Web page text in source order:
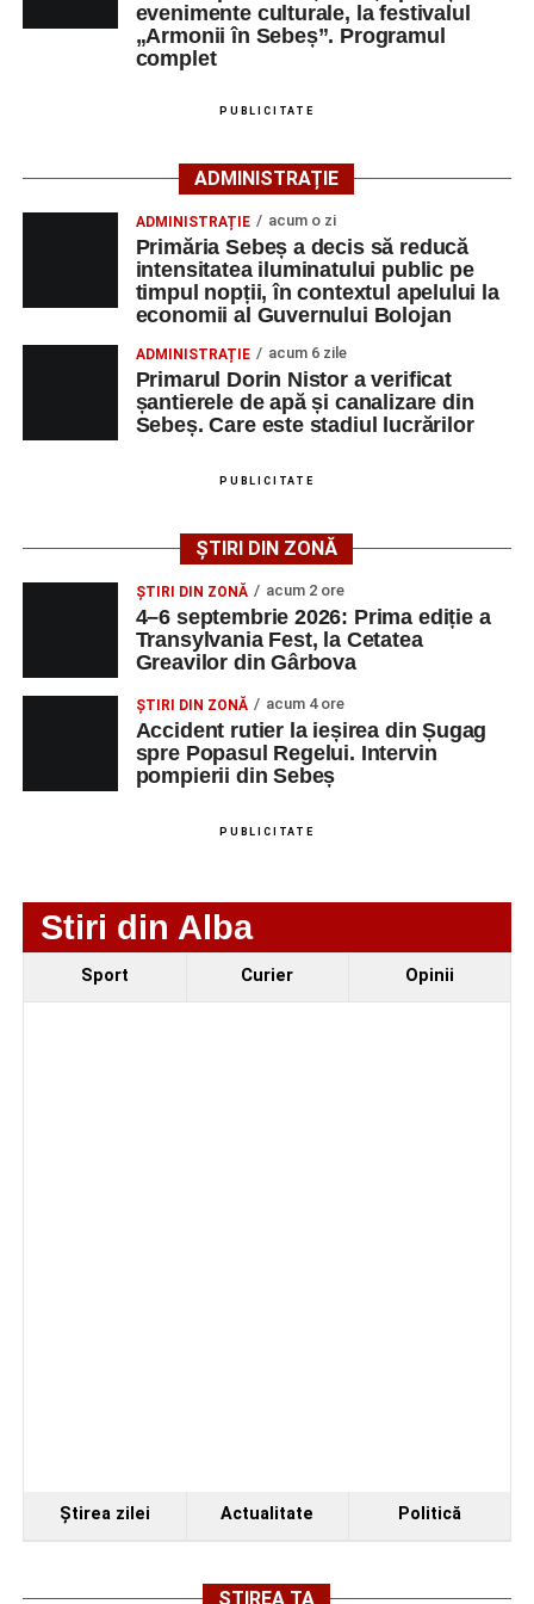
AJOFM Alba, apoi secțiunea„Persoane fizice
– Locuri de muncă vacante”. De asemenea, informații
pot fi obținute direct de la sediul AJOFM Alba sau de la
agenția teritorială de care aparține persoana aflată în
Lista publicată de AJOFM Alba include, pe lângă
denumirea posturilor vacante din Săsciori, și datele de
contact ale angajatorilor, precum numere de telefon și
adrese de e-mail, pentru ca persoanele interesate să
poată solicita detalii despre condițiile de angajare,
programul de lucru și procesul de recrutare.
Mai jos puteți consulta lista completă a locurilor de
muncă disponibile în comuna Săsciori la data de 4
august 2026, precum și datele de contact ale
LMV
TELEFON/E-
Technology Srl
OPERATOR LA
MASINI-UNELTE
CU COMANDA
NUMERICA
1 0752826367
Ultimele știri din Sebeș
4–6 septembrie 2026: Prima ediție a Transylvania
evenimente culturale, la festivalul
„Armonii în Sebeș”. Programul
complet
PUBLICITATE
ADMINISTRAȚIE
ADMINISTRAȚIE acum o zi
Primăria Sebeș a decis să reducă
intensitatea iluminatului public pe
timpul nopții, în contextul apelului la
economii al Guvernului Bolojan
ADMINISTRAȚIE acum 6 zile
Primarul Dorin Nistor a verificat
șantierele de apă și canalizare din
Sebeș. Care este stadiul lucrărilor
PUBLICITATE
ȘTIRI DIN ZONĂ
ȘTIRI DIN ZONĂ acum 2 ore
4–6 septembrie 2026: Prima ediție a
Transylvania Fest, la Cetatea
Greavilor din Gârbova
ȘTIRI DIN ZONĂ acum 4 ore
Accident rutier la ieșirea din Șugag
spre Popasul Regelui. Intervin
pompierii din Sebeș
PUBLICITATE
Stiri din Alba
Sport Curier Opinii
Ştirea zilei Actualitate Politică
ȘTIREA TA